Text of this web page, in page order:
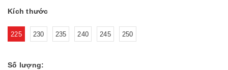
Kích thước
225 230 235 240 245 250
Số lượng: